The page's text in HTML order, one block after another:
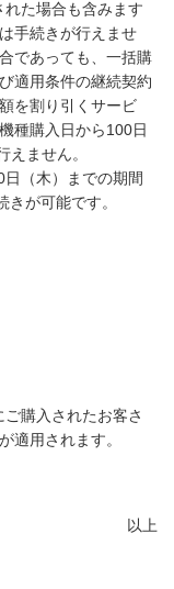
た場合も含みます
手続きが行えませ
であっても、一括購
適用条件の継続契約
を割り引くサービ
種購入日から100日
えません。
（木）までの期間
が可能です。
購入されたお客さ
適用されます。
以上